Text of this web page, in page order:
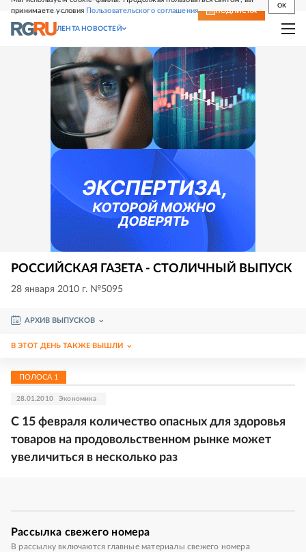
принимаете условия Пользовательского соглашения
OK
СВЕЖИЙ НОМЕР ПОДПИСКА
ЛЕНТА НОВОСТЕЙ
РОССИЙСКАЯ ГАЗЕТА - СТОЛИЧНЫЙ ВЫПУСК
28 января 2010 г. №5095
АРХИВ ВЫПУСКОВ
В ЭТОТ ДЕНЬ ТАКЖЕ ВЫШЛИ
ПОЛОСА 1
28.01.2010 Экономика
С 15 февраля количество опасных для здоровья
товаров на продовольственном рынке может
увеличиться в несколько раз
Рассылка свежего номера
В рассылку включаются главные материалы свежего номера